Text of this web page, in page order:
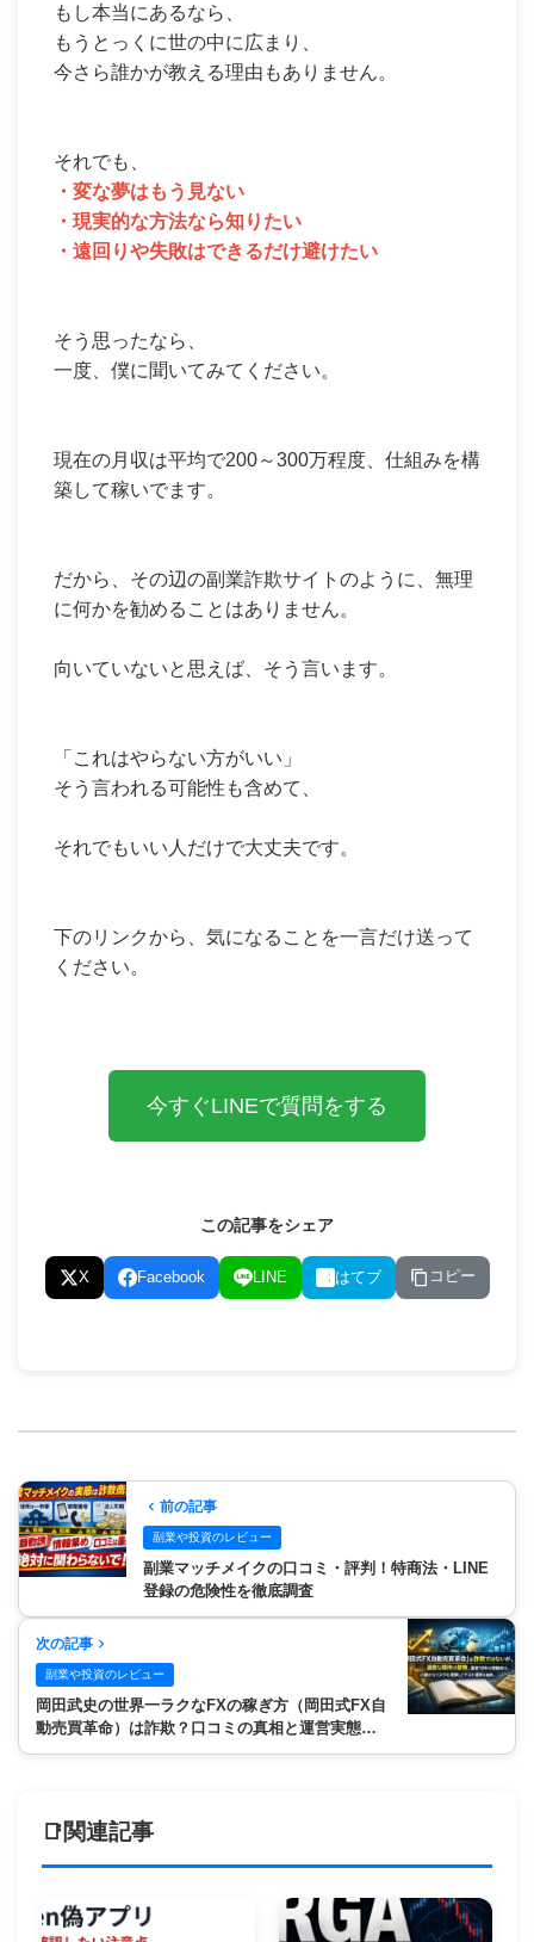
もし本当にあるなら、
もうとっくに世の中に広まり、
今さら誰かが教える理由もありません。
それでも、
・変な夢はもう見ない
・現実的な方法なら知りたい
・遠回りや失敗はできるだけ避けたい
そう思ったなら、
一度、僕に聞いてみてください。
現在の月収は平均で200～300万程度、仕組みを構
築して稼いでます。
だから、その辺の副業詐欺サイトのように、無理
に何かを勧めることはありません。
向いていないと思えば、そう言います。
「これはやらない方がいい」
そう言われる可能性も含めて、
それでもいい人だけで大丈夫です。
下のリンクから、気になることを一言だけ送って
ください。
今すぐLINEで質問をする
この記事をシェア
X Facebook LINE はてブ コピー
前の記事
副業や投資のレビュー
副業マッチメイクの口コミ・評判！特商法・LINE
登録の危険性を徹底調査
次の記事
副業や投資のレビュー
岡田武史の世界一ラクなFXの稼ぎ方（岡田式FX自
動売買革命）は詐欺？口コミの真相と運営実態を
徹底調査
関連記事